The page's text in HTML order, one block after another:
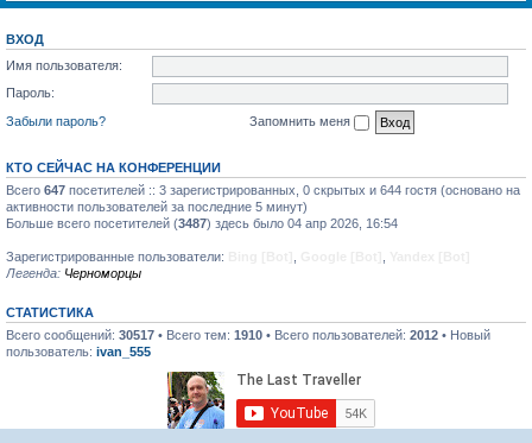
ВХОД
Имя пользователя:
Пароль:
Забыли пароль?
Запомнить меня
КТО СЕЙЧАС НА КОНФЕРЕНЦИИ
Всего 647 посетителей :: 3 зарегистрированных, 0 скрытых и 644 гостя (основано на
активности пользователей за последние 5 минут)
Больше всего посетителей (3487) здесь было 04 апр 2026, 16:54
Зарегистрированные пользователи:
Легенда: Черноморцы
СТАТИСТИКА
Всего сообщений: 30517 • Всего тем: 1910 • Всего пользователей: 2012 • Новый
пользователь: ivan_555